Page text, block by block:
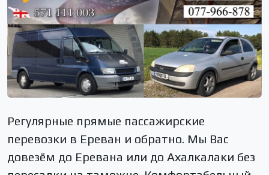
Регулярные прямые пассажирские
перевозки в Ереван и обратно. Мы Вас
довезём до Еревана или до Ахалкалаки без